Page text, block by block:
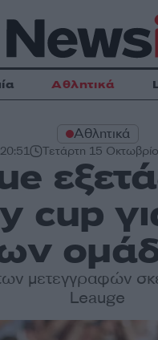
Αθλητικά
Αθλητικά
20:51 Τετάρτη 15
cup
μετεγγραφών
Leauge